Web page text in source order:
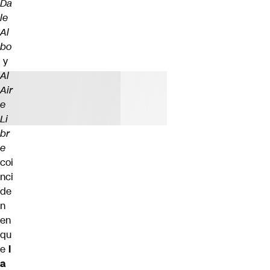
Da
le
Al
bo
y
Al
Air
e
Li
br
e
coi
nci
de
n
en
qu
e l
a